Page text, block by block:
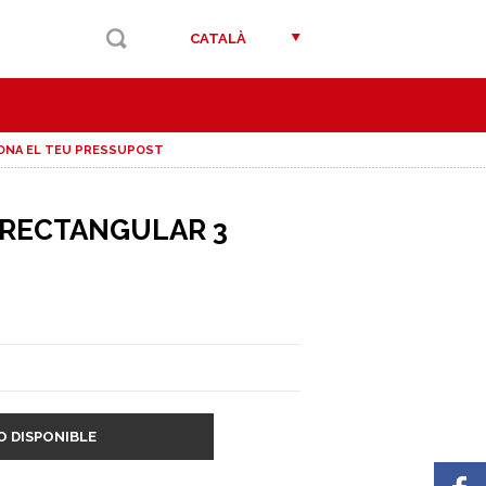
CATALÀ
EL TEU PRESSUPOST
3
DISPONIBLE